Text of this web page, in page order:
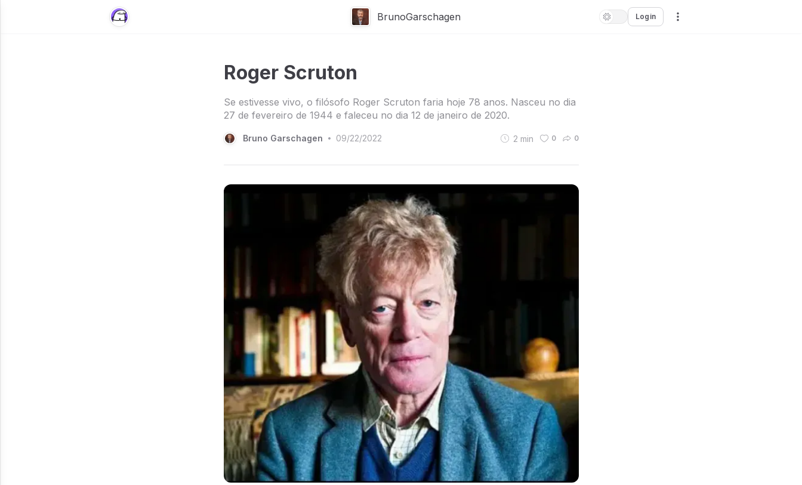
BrunoGarschagen Login
Roger Scruton
Se estivesse vivo, o filósofo Roger Scruton faria hoje 78 anos. Nasceu no dia
27 de fevereiro de 1944 e faleceu no dia 12 de janeiro de 2020.
Bruno Garschagen • 09/22/2022 2 min 0 0